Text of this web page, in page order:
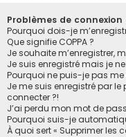
Problèmes de
Pourquoi dois-je
Que signifie COPPA ?
Je souhaite m’enregistrer,
Je suis enregistré mais je
Pourquoi ne puis-je pas me
Je me suis enregistré par
connecter ?!
J’ai perdu mon mot de
Pourquoi suis-je
À quoi sert « Supprimer les